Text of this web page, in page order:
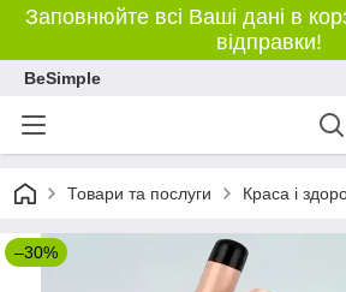
Заповнюйте всі Ваші дані в
відправки!
BeSimple
Товари та послуги Краса і
–30%